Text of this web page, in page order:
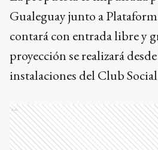
Gualeguay junto a
contará con entrada libre y
proyección se realizará
instalaciones del Club
Ads